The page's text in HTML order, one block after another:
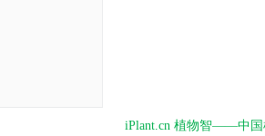
iPlant.cn 植物智——中国